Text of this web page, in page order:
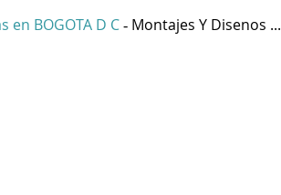
en BOGOTA D C - Montajes Y Disenos ...